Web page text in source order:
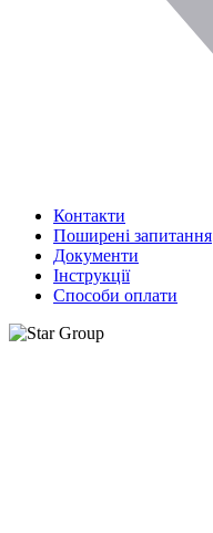
Контакти
Поширені запитання
Документи
Інструкції
Способи оплати